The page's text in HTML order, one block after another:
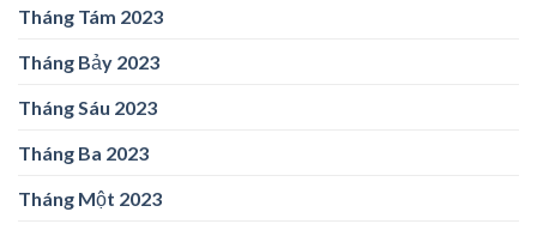
Tháng Tám 2023
Tháng Bảy 2023
Tháng Sáu 2023
Tháng Ba 2023
Tháng Một 2023